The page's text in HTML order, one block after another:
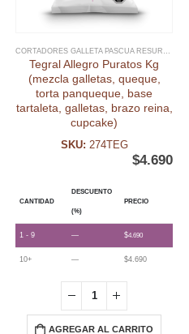
,FONDANT,MOLDE FONDANT ,SIRENAS Y
CORTADORES GALLETA PASCUA RESURRECIÓN
Tegral Allegro Puratos Kg
(mezcla galletas, queque,
torta panqueque, base
tartaleta, galletas, brazo reina,
cupcake)
SKU: 274TEG
$4.690
CANTIDAD
DESCUENTO
(%)
PRECIO
1 - 9 — $4.690
10+ — $4.690
AGREGAR AL CARRITO